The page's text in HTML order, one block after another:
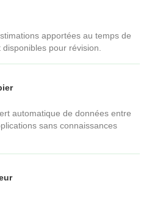
apportées au temps de
pour révision.
automatique de données entre
sans connaissances